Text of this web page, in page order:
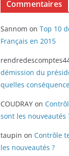
Commentaires
Sannom on Top 10
Français en 2015
démission du
quelles
COUDRAY on
sont les nouveautés
taupin on Contrôle
les nouveautés ?